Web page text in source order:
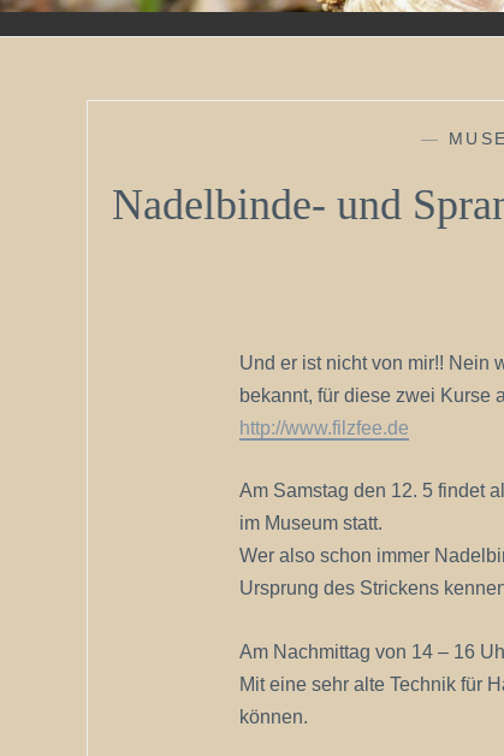
—
Nadelbinde- und
Und er ist nicht von mir!! Nein
bekannt, für diese zwei Kurse
http://www.filzfee.de
Am Samstag den 12. 5 findet
im Museum statt.
Wer also schon immer
Ursprung des Strickens
Am Nachmittag von 14 – 16
Mit eine sehr alte Technik für
können.